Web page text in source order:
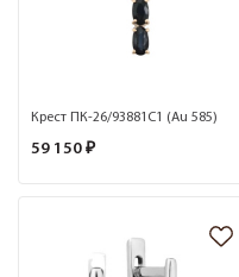
Крест ПК-26/93881С1 (Au 585)
59 150 ₽